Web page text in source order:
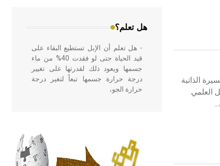
الذاتية
: دمشق 19 تموز 1962م/ 16 صفر 1382هـ التأهيل العلمي
هل تعلم؟
- هل تعلم أن الإبل تستطيع البقاء على
قيد الحياة حتى لو فقدت 40% من ماء
جسمها ويعود ذلك لقدرتها على تغيير
درجة حرارة جسمها تبعاً لتغير درجة
حرارة الجو،
أربعة مؤلفات هي: الحكم، الأدلة، تنظيم
التغذية، ورسالته في جروح الرأس.
ويعود له الفضل بأنه حرر الطب من
الدين والفلسفة.